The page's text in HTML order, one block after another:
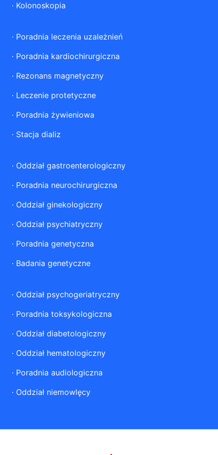
· Kolonoskopia
· Poradnia leczenia uzależnień
· Poradnia kardiochirurgiczna
· Rezonans magnetyczny
· Leczenie protetyczne
· Poradnia żywieniowa
· Stacja dializ
· Oddział gastroenterologiczny
· Poradnia neurochirurgiczna
· Oddział ginekologiczny
· Oddział psychiatryczny
· Poradnia genetyczna
· Badania genetyczne
· Oddział psychogeriatryczny
· Poradnia toksykologiczna
· Oddział diabetologiczny
· Oddział hematologiczny
· Poradnia audiologiczna
· Oddział niemowlęcy